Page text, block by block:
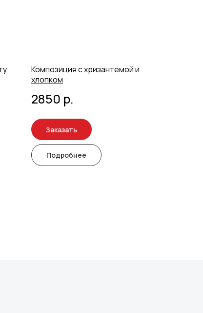
Композиция с хризантемой и
хлопком
2850 р.
Заказать
Подробнее